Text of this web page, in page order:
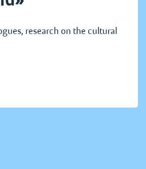
research on the cultural